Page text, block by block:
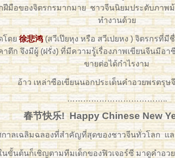
ฝีมือของจิตรกรมากมาย ชาวจีนนิยมประดับภาพ
ทำงานด้วย
โดย徐悲鸿 (สวีเป๊ยหุง หรือ สวีเปยหง ) จิตรกรที่
าตึก จึงมีผู้ (ฝรั่ง) ที่มีความรู้เรื่องภาพเขียนจีนมีอ
ขายต่อได้กำไรงาม
อ้าว เหล่าซือเขียนนอกประเด็นคำอวยพรตรุ
………………………………..
春节快乐! Happy Chinese New
กาลเฉลิมฉลองที่สำคัญที่สุดของชาวจีนทั่วโลก แ
นขั้นต้นก็เชิญตามทีมเด็กของฟิวเจอร์ซี มาดูคำอว